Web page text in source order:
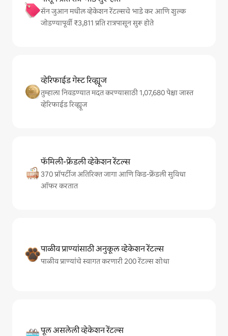
सॅन जुआन मधील व्हेकेशन रेंटल्सचे भाडे कर आणि शुल्क
जोडण्यापूर्वी ₹3,811 प्रति रात्रपासून सुरू होते
व्हेरिफाईड गेस्ट रिव्ह्यूज
तुम्हाला निवडण्यात मदत करण्यासाठी 1,07,680 पेक्षा जास्त
व्हेरिफाईड रिव्ह्यूज
फॅमिली-फ्रेंडली व्हेकेशन रेंटल्स
370 प्रॉपर्टीज अतिरिक्त जागा आणि किड-फ्रेंडली सुविधा
ऑफर करतात
पाळीव प्राण्यांसाठी अनुकूल व्हेकेशन रेंटल्स
पाळीव प्राण्यांचे स्वागत करणारी 200 रेंटल्स शोधा
पूल असलेली व्हेकेशन रेंटल्स